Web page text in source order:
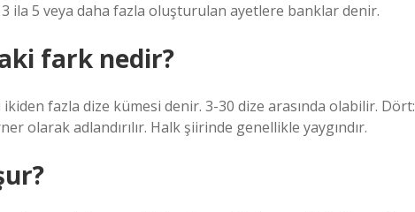
5 veya daha fazla oluşturulan ayetlere banklar denir.
fark nedir?
fazla dize kümesi denir. 3-30 dize arasında olabilir. Dört:
olarak adlandırılır. Halk şiirinde genellikle yaygındır.